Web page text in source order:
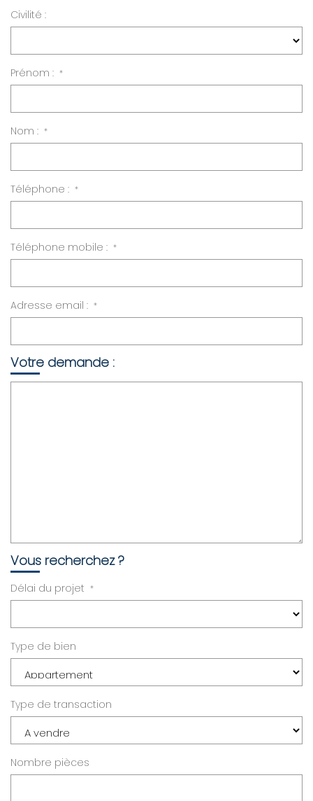
Nos Biens
ENTREPRISES
Nos Biens
PROGRAMMES NEUFS
AGENCE
Civilité :
Prénom : *
Nom : *
Téléphone : *
Téléphone mobile : *
Adresse email : *
Votre demande :
Vous recherchez ?
Délai du projet *
Type de bien
Type de transaction
Nombre pièces